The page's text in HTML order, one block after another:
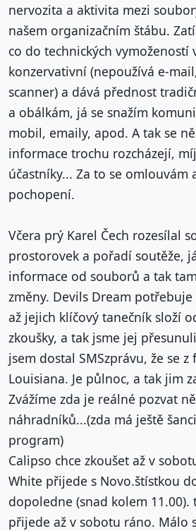
nervozita a aktivita mezi
našem organizačním štábu.
co do technických vymožeností
konzervativní (nepoužívá e-
scanner) a dává přednost
a obálkám, já se snažím
mobil, emaily, apod. A tak se
informace trochu rozcházejí,
účastníky... Za to se omlouvám
pochopení.
Včera prý Karel Čech rozesílal
prostorovek a pořadí soutěže,
informace od souborů a tak
změny. Devils Dream
až jejich klíčový tanečník složí
zkoušky, a tak jsme jej
jsem dostal SMSzprávu, že se
Louisiana. Je půlnoc, a tak jim
Zvážíme zda je reálné pozvat
náhradníků...(zda má ještě
program)
Calipso chce zkoušet až v
White přijede s Novo.štístkou
dopoledne (snad kolem 11.00).
přijede až v sobotu ráno. Málo